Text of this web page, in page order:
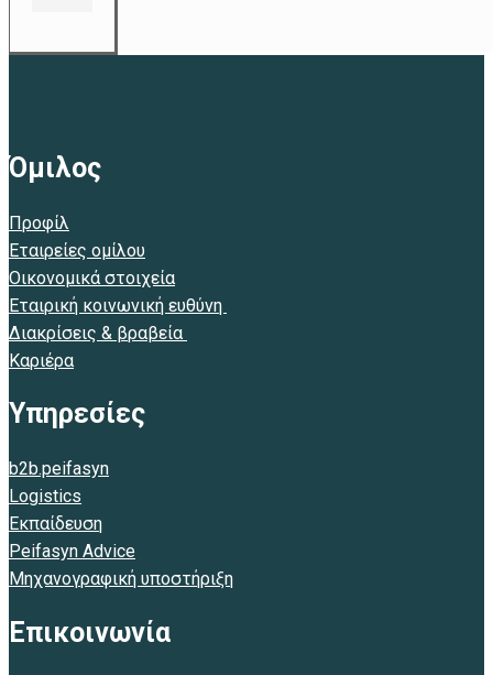
Όμιλος
Προφίλ
Εταιρείες ομίλου
Οικονομικά στοιχεία
Εταιρική κοινωνική ευθύνη
Διακρίσεις & βραβεία
Καριέρα
Υπηρεσίες
b2b.peifasyn
Logistics
Εκπαίδευση
Peifasyn Advice
Μηχανογραφική υποστήριξη
Επικοινωνία